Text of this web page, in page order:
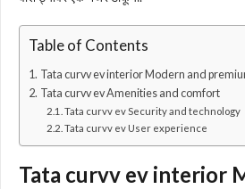
Table of Contents
Tata curvv ev interior Modern and
Tata curvv ev Amenities and comfort
Tata curvv ev Security and technology
Tata curvv ev User experience
Tata curvv ev interior